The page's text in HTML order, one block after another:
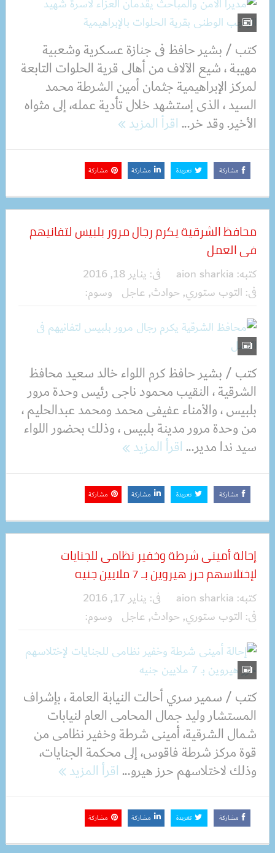
كتب / بشير حافظ فى جنازة عسكرية وشعبية
مهيبة ، شيع الآلاف من أهالى قرية الحلوات التابعة
لمركز الإبراهيمية جثمان أمين الشرطة محمد
السيد ، الذى إستشهد خلال تأدية عمله، إلى مثواه
الأخير. وقد خر...اقرأ المزيد
مشاركة تغريدة مشاركة مشاركة
محافظ الشرقية يكرم رجال مرور بلبيس لتفانيهم
فى العمل
كتبه: aion sharkia فى: يناير 18, 2016
فى: التوب ستوري, حوادث, عاجل وسوم:
كتب / بشير حافظ كرم اللواء خالد سعيد محافظ
الشرقية ، النقيب محمود ناجى رئيس وحدة مرور
بلبيس ، والأمناء عفيفى محمد ومحمد عبدالحليم ،
من وحدة مرور مدينة بلبيس ، وذلك بحضور اللواء
سيد ندا مدير...اقرأ المزيد
مشاركة تغريدة مشاركة مشاركة
إحالة أمينى شرطة وخفير نظامى للجنايات
لإختلاسهم حرز هيروين بـ 7 ملايين جنيه
كتبه: aion sharkia فى: يناير 17, 2016
فى: التوب ستوري, حوادث, عاجل وسوم:
كتب / سمير سري أحالت النيابة العامة ، بإشراف
المستشار وليد جمال المحامى العام لنيابات
شمال الشرقية، أمينى شرطة وخفير نظامى من
قوة مركز شرطة فاقوس، إلى محكمة الجنايات،
وذلك لاختلاسهم حرز هيرو...اقرأ المزيد
مشاركة تغريدة مشاركة مشاركة